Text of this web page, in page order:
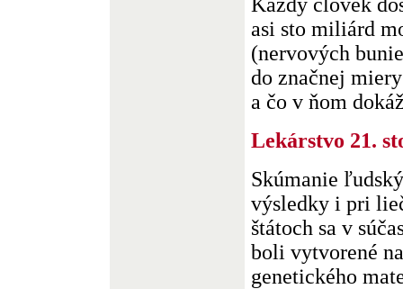
asi sto miliárd
(nervových
do značnej
a čo v ňom
Lekárstvo 21.
Skúmanie
výsledky i pri
štátoch sa v
boli vytvorené
genetického